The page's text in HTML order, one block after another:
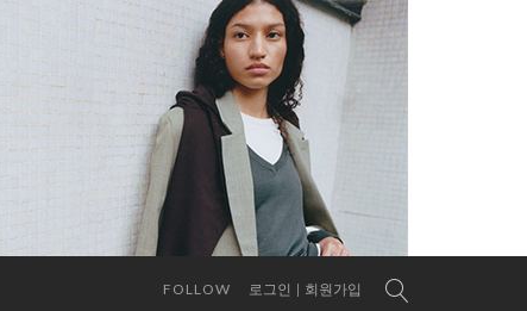
FOLLOW 로그인 회원가입